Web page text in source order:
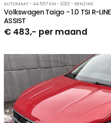
AUTOMAAT - 44.557 KM - 2022 - BENZINE
Volkswagen Taigo - 1.0 TSI R-
ASSIST
€ 483,- per maand